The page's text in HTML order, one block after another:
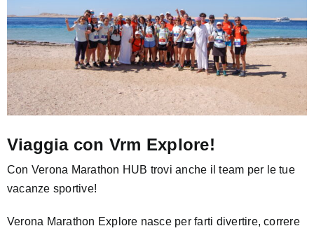
Viaggia con Vrm Explore!
Con Verona Marathon HUB trovi anche il team per le tue
vacanze sportive!
Verona Marathon Explore nasce per farti divertire, correre